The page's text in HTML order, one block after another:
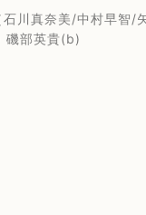
石川真奈美/中村早智/
英貴(b)